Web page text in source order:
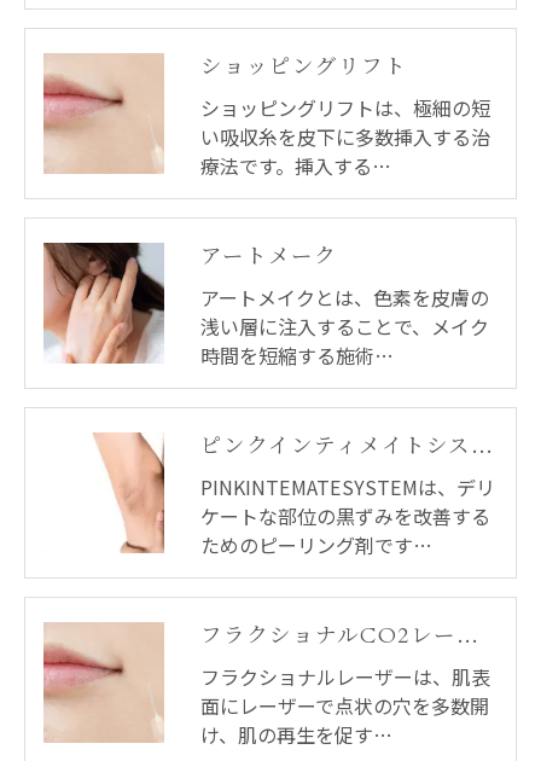
ショッピングリフト
ショッピングリフトは、極細の短
い吸収糸を皮下に多数挿入する治
療法です。挿入する…
アートメーク
アートメイクとは、色素を皮膚の
浅い層に注入することで、メイク
時間を短縮する施術…
ピンクインティメイトシステム
PINKINTEMATESYSTEMは、デリ
ケートな部位の黒ずみを改善する
ためのピーリング剤です…
フラクショナルCO2レーザー
フラクショナルレーザーは、肌表
面にレーザーで点状の穴を多数開
け、肌の再生を促す…